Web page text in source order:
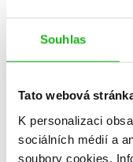
Souhlas
Tato webová
K personalizaci
sociálních médií a
soubory cookies.
Do košíku